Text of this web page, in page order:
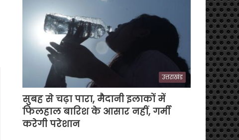
उत्तराखंड
सुबह से चढ़ा पारा, मैदानी इलाकों में
फिलहाल बारिश के आसार नहीं, गर्मी
करेगी परेशान